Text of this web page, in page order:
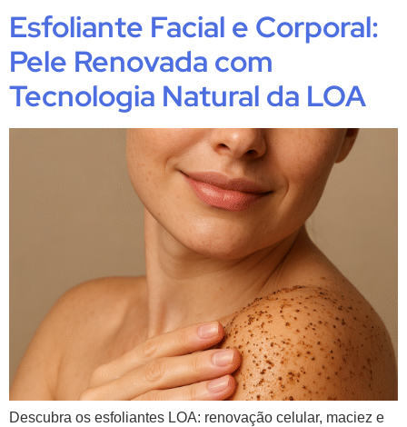
Esfoliante Facial e Corporal:
Pele Renovada com
Tecnologia Natural da LOA
Descubra os esfoliantes LOA: renovação celular, maciez e